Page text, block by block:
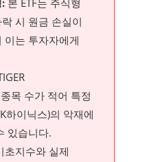
본 ETF는 주식형
시 원금 손실이
이는 투자자에게
목 수가 적어 특정
하이닉스)의 악재에
있습니다.
초지수와 실제